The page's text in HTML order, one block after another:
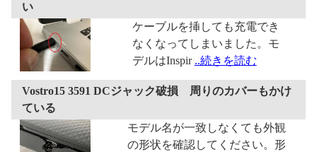
い
ケーブルを挿しても充電でき
なくなってしまいました。モ
デルはInspir ..続きを読む
Vostro15 3591 DCジャック破損 周りのカバーもかけ
ている
モデル名が一致しなくても外観
の形状を確認してください。形